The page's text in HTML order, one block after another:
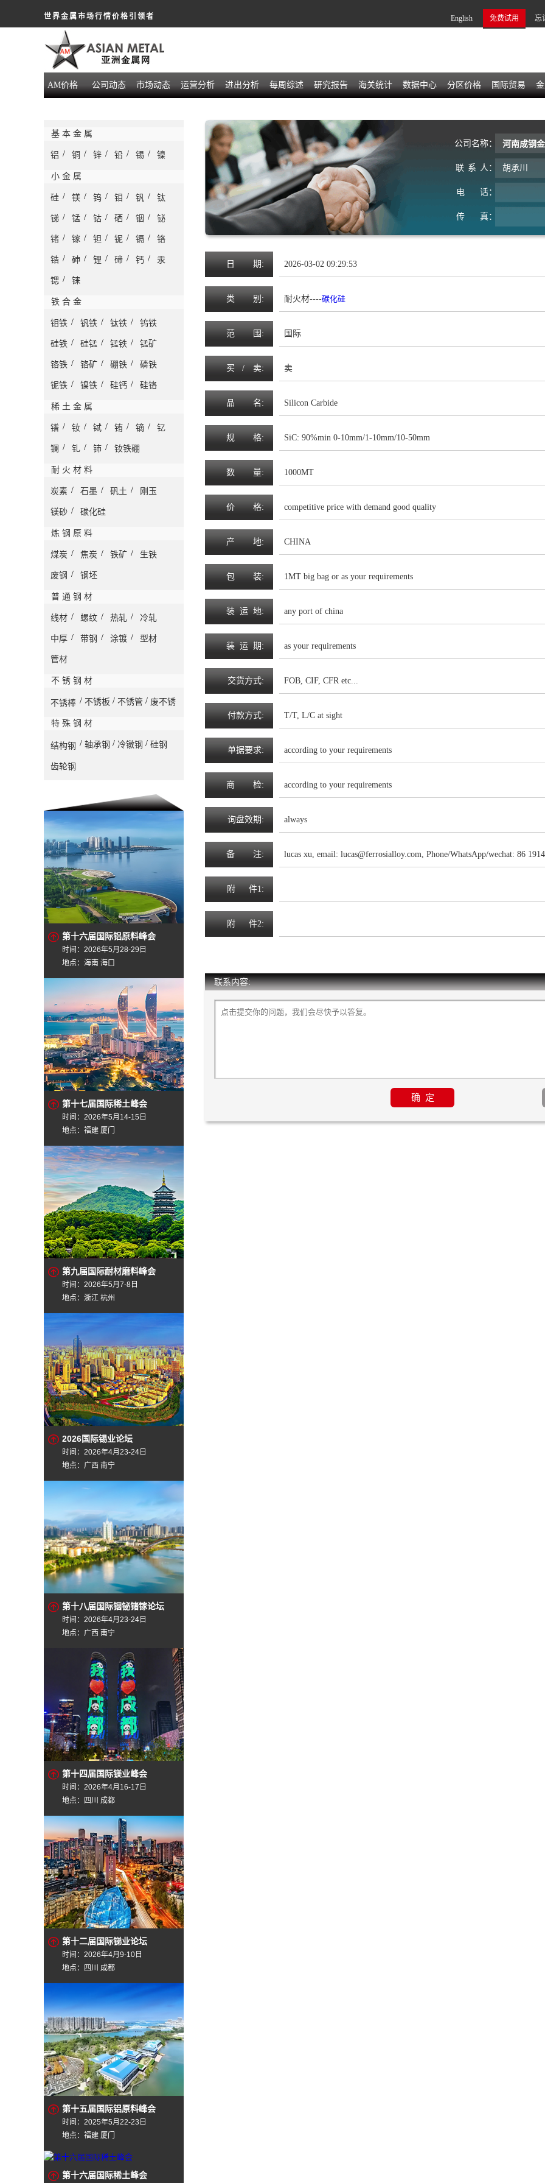
世界金属市场行情价格引领者 忘
免费试用
English
AM价格 公司动态 市场动态 运营分析 进出分析 每周综述 研究报告 海关统计 数据中心 分区价格 国际贸易
基 本 金 属
铝 / 铜 / 锌 / 铅 / 锡 / 镍
小 金 属
硅 / 镁 / 钨 / 钼 / 钒 / 钛
锑 / 锰 / 钴 / 硒 / 铟 / 铋
锗 / 镓 / 钽 / 铌 / 镉 / 铬
锆 / 砷 / 锂 / 碲 / 钙 / 汞
锶 / 铼
铁 合 金
钼铁 / 钒铁 / 钛铁 / 钨铁
硅铁 / 硅锰 / 锰铁 / 锰矿
铬铁 / 铬矿 / 硼铁 / 磷铁
铌铁 / 镍铁 / 硅钙 / 硅铬
稀 土 金 属
镨 / 钕 / 铽 / 铕 / 镝 / 钇
镧 / 钆 / 铈 / 钕铁硼
耐 火 材 料
炭素 / 石墨 / 矾土 / 刚玉
镁砂 / 碳化硅
炼 钢 原 料
煤炭 / 焦炭 / 铁矿 / 生铁
废钢 / 钢坯
普 通 钢 材
线材 / 螺纹 / 热轧 / 冷轧
中厚 / 带钢 / 涂镀 / 型材
管材
不 锈 钢 材
不锈棒 / 不锈板 / 不锈管 / 废不锈
特 殊 钢 材
结构钢 / 轴承钢 / 冷镦钢 / 硅钢
齿轮钢
第十六届国际铝原料峰会
时间：2026年5月28-29日
地点：海南 海口
第十七届国际稀土峰会
时间：2026年5月14-15日
地点：福建 厦门
第九届国际耐材磨料峰会
时间：2026年5月7-8日
地点：浙江 杭州
2026国际锡业论坛
时间：2026年4月23-24日
地点：广西 南宁
第十八届国际铟铋锗镓论坛
时间：2026年4月23-24日
地点：广西 南宁
第十四届国际镁业峰会
时间：2026年4月16-17日
地点：四川 成都
第十二届国际锑业论坛
时间：2026年4月9-10日
地点：四川 成都
第十五届国际铝原料峰会
时间：2025年5月22-23日
地点：福建 厦门
第十六届国际稀土峰会
公司 名称： 河南成钢
联 系 人： 胡承川
电 话：
传 真：
日 期: 2026-03-02 09:29:53
类 别: 耐火材----碳化硅
范 围 : 国际
买 / 卖: 卖
品 名 : Silicon Carbide
规 格: SiC: 90%min 0-10mm/1-10mm/10-50mm
数 量: 1000MT
价 格: competitive price with demand good quality
产 地: CHINA
包 装: 1MT big bag or as your requirements
装 运 地: any port of china
装 运 期 : as your requirements
交货方式: FOB, CIF, CFR etc...
付款方式: T/T, L/C at sight
单据要求: according to your requirements
商 检: according to your requirements
询盘效期 : always
备 注: lucas xu, email: lucas@ferrosialloy.com, Phone/WhatsApp/wechat: 86
附 件1:
附 件2:
联系内容: